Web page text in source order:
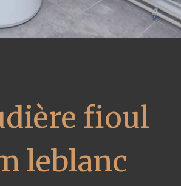
fioul
leblanc